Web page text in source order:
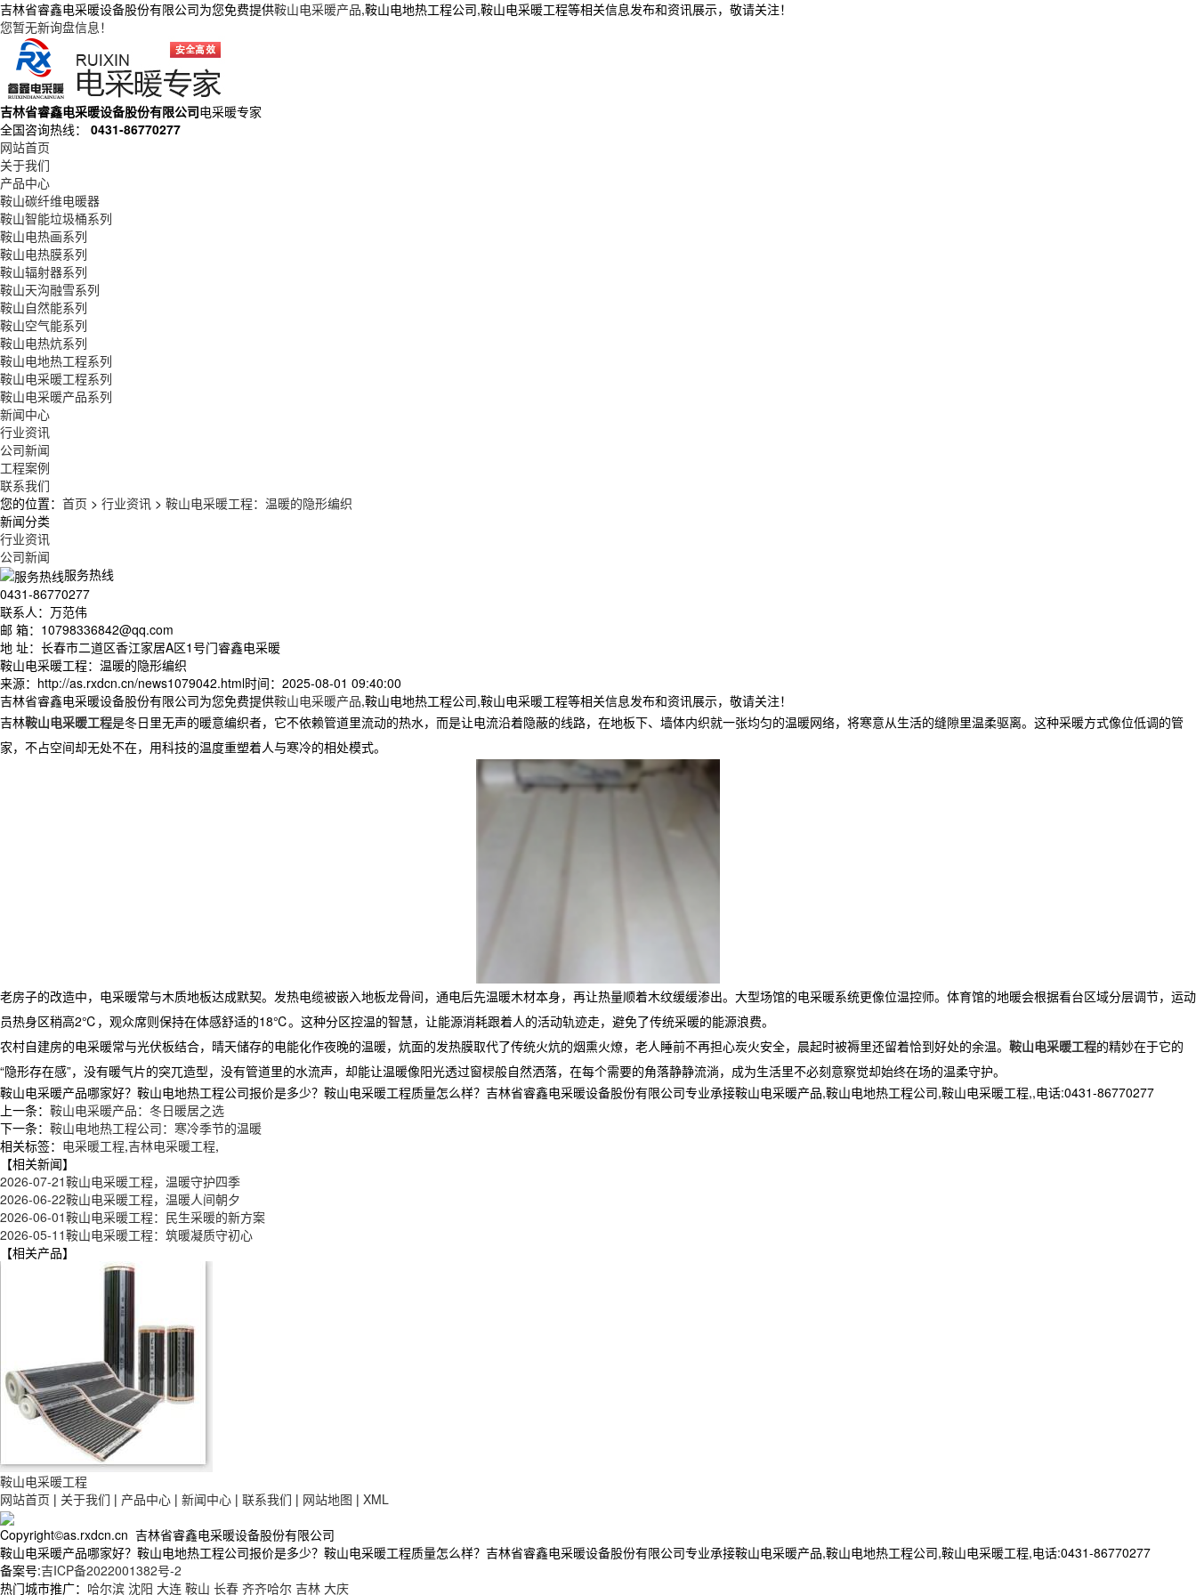
吉林省睿鑫电采暖设备股份有限公司为您免费提供鞍山电采暖产品,鞍山电地热工程公司,鞍山电采暖工程等相关信息发布和资讯展示，敬请关注！
您暂无新询盘信息！
吉林省睿鑫电采暖设备股份有限公司电采暖专家
全国咨询热线：
0431-86770277
网站首页
关于我们
产品中心
鞍山碳纤维电暖器
鞍山智能垃圾桶系列
鞍山电热画系列
鞍山电热膜系列
鞍山辐射器系列
鞍山天沟融雪系列
鞍山自然能系列
鞍山空气能系列
鞍山电热炕系列
鞍山电地热工程系列
鞍山电采暖工程系列
鞍山电采暖产品系列
新闻中心
行业资讯
公司新闻
工程案例
联系我们
您的位置： 首页 > 行业资讯 > 鞍山电采暖工程：温暖的隐形编织
新闻分类
行业资讯
公司新闻
服务热线
0431-86770277
联系人：万范伟
邮 箱：10798336842@qq.com
地 址：长春市二道区香江家居A区1号门睿鑫电采暖
鞍山电采暖工程：温暖的隐形编织
来源：http://as.rxdcn.cn/news1079042.html时间：2025-08-01 09:40:00
吉林省睿鑫电采暖设备股份有限公司为您免费提供鞍山电采暖产品,鞍山电地热工程公司,鞍山电采暖工程等相关信息发布和资讯展示，敬请关注！
吉林鞍山电采暖工程是冬日里无声的暖意编织者，它不依赖管道里流动的热水，而是让电流沿着隐蔽的线路，在地板下、墙体内织就一张均匀的温暖网络，将寒意从生活的缝隙里温柔驱离。这种采暖方式像位低调的管
家，不占空间却无处不在，用科技的温度重塑着人与寒冷的相处模式。
老房子的改造中，电采暖常与木质地板达成默契。发热电缆被嵌入地板龙骨间，通电后先温暖木材本身，再让热量顺着木纹缓缓渗出。大型场馆的电采暖系统更像位温控师。体育馆的地暖会根据看台区域分层调节，运动
员热身区稍高2℃，观众席则保持在体感舒适的18℃。这种分区控温的智慧，让能源消耗跟着人的活动轨迹走，避免了传统采暖的能源浪费。
农村自建房的电采暖常与光伏板结合，晴天储存的电能化作夜晚的温暖，炕面的发热膜取代了传统火炕的烟熏火燎，老人睡前不再担心炭火安全，晨起时被褥里还留着恰到好处的余温。 鞍山电采暖工程的精妙在于它的
“隐形存在感”，没有暖气片的突兀造型，没有管道里的水流声，却能让温暖像阳光透过窗棂般自然洒落，在每个需要的角落静静流淌，成为生活里不必刻意察觉却始终在场的温柔守护。
鞍山电采暖产品哪家好？鞍山电地热工程公司报价是多少？鞍山电采暖工程质量怎么样？吉林省睿鑫电采暖设备股份有限公司专业承接鞍山电采暖产品,鞍山电地热工程公司,鞍山电采暖工程,,电话:0431-86770277
上一条： 鞍山电采暖产品：冬日暖居之选
下一条： 鞍山电地热工程公司：寒冷季节的温暖
相关标签： 电采暖工程,吉林电采暖工程,
【相关新闻】
2026-07-21鞍山电采暖工程，温暖守护四季
2026-06-22鞍山电采暖工程，温暖人间朝夕
2026-06-01鞍山电采暖工程：民生采暖的新方案
2026-05-11鞍山电采暖工程：筑暖凝质守初心
【相关产品】
鞍山电采暖工程
网站首页 | 关于我们 | 产品中心 | 新闻中心 | 联系我们 | 网站地图 | XML
Copyright©as.rxdcn.cn 吉林省睿鑫电采暖设备股份有限公司
鞍山电采暖产品哪家好？鞍山电地热工程公司报价是多少？鞍山电采暖工程质量怎么样？吉林省睿鑫电采暖设备股份有限公司专业承接鞍山电采暖产品,鞍山电地热工程公司,鞍山电采暖工程,电话:0431-86770277
备案号:吉ICP备2022001382号-2
热门城市推广： 哈尔滨 沈阳 大连 鞍山 长春 齐齐哈尔 吉林 大庆